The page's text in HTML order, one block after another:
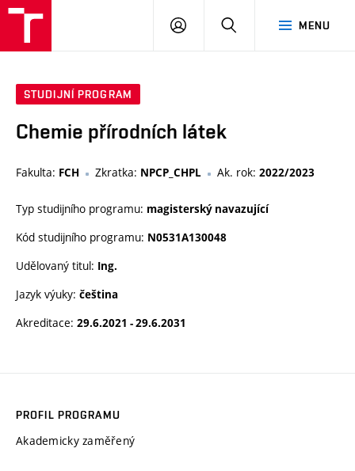
MENU
PŘIHLÁSIT
STUDIJNÍ PROGRAM
Chemie přírodních látek
Fakulta: FCH Zkratka: NPCP_CHPL Ak. rok: 2022/2023
Typ studijního programu: magisterský navazující
Kód studijního programu: N0531A130048
Udělovaný titul: Ing.
Jazyk výuky: čeština
Akreditace: 29.6.2021 - 29.6.2031
PROFIL PROGRAMU
Akademicky zaměřený